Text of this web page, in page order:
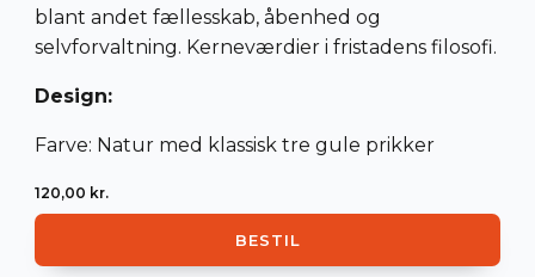
blant andet fællesskab, åbenhed og
selvforvaltning. Kerneværdier i fristadens filosofi.
Design:
Farve: Natur med klassisk tre gule prikker
120,00 kr.
BESTIL